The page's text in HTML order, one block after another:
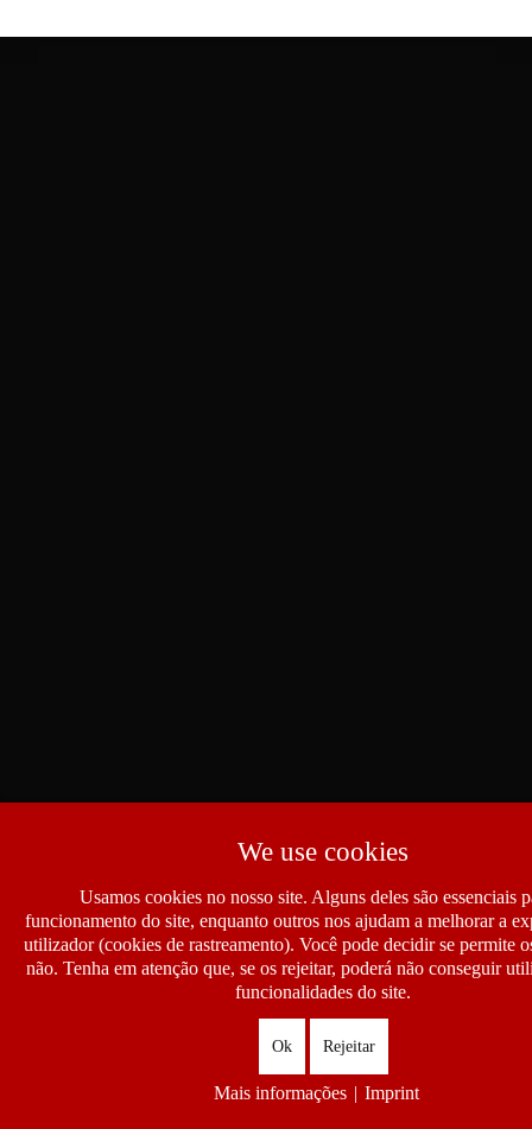
We use cookies
Usamos cookies no nosso site. Alguns deles são essenciais
funcionamento do site, enquanto outros nos ajudam a melhorar a
utilizador (cookies de rastreamento). Você pode decidir se permite
não. Tenha em atenção que, se os rejeitar, poderá não conseguir
funcionalidades do site.
Ok Rejeitar
Mais informações | Imprint